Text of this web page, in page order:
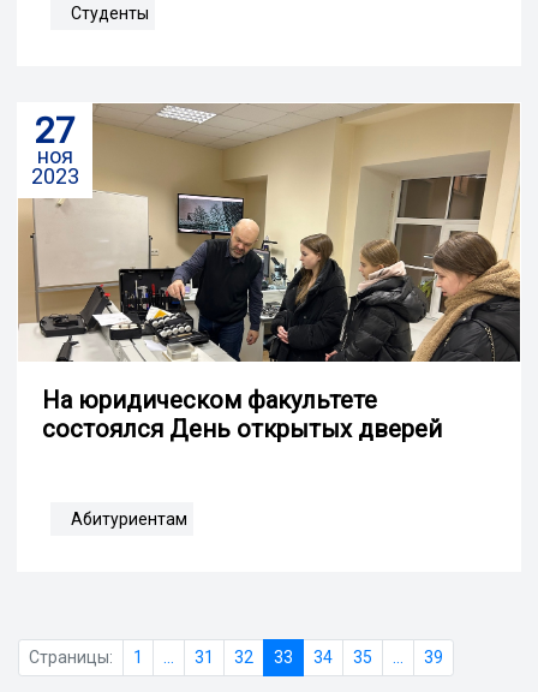
Студенты
27
ноя
2023
На юридическом факультете
состоялся День открытых дверей
Абитуриентам
Страницы: 1 31 32 33 34 35 39